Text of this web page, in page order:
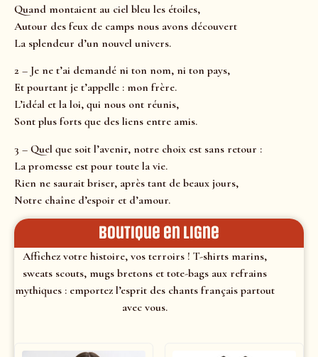
Quand montaient au ciel bleu les étoiles,
Autour des feux de camps nous avons découvert
La splendeur d’un nouvel univers.
2 – Je ne t’ai demandé ni ton nom, ni ton pays,
Et pourtant je t’appelle : mon frère.
L’idéal et la loi, qui nous ont réunis,
Sont plus forts que des liens entre amis.
3 – Quel que soit l’avenir, notre choix est sans retour :
La promesse est pour toute la vie.
Rien ne saurait briser, après tant de beaux jours,
Notre chaîne d’espoir et d’amour.
Boutique en ligne
Affichez votre histoire, vos terroirs ! T-shirts marins,
sweats scouts, mugs bretons et tote-bags aux refrains
mythiques : emportez l’esprit des chants français partout
avec vous.